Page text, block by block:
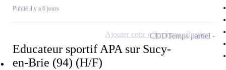
Publié il y a 6 jours
Educateur sportif APA sur Sucy-
en-Brie (94) (H/F)
CDDTemps partiel
Ajouter cette offre à ma sélection